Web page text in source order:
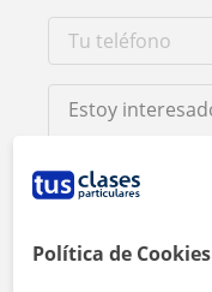
Política de Cookies